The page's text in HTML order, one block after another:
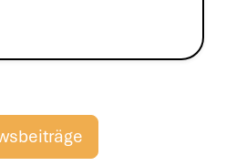
auf unserem Reitstall ein
Trailkurs statt, der in zwei
durchgeführt...